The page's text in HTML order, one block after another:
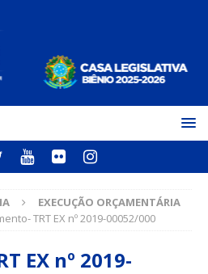
EXECUÇÃO ORÇAMENTÁRIA
TRT EX nº 2019-00052/000
EX nº 2019-